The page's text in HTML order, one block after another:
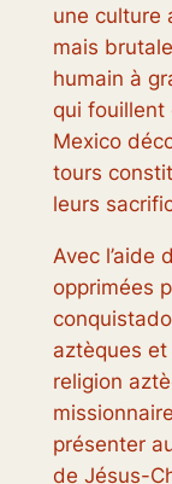
une culture
mais
humain à
qui fouillent
Mexico
tours
leurs
Avec l’aide
opprimées
aztèques
religion
présenter
de Jésus-